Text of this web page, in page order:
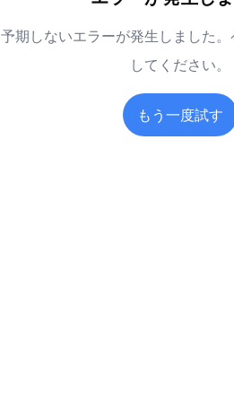
予期しないエラーが発生しました
してください。
もう一度試す